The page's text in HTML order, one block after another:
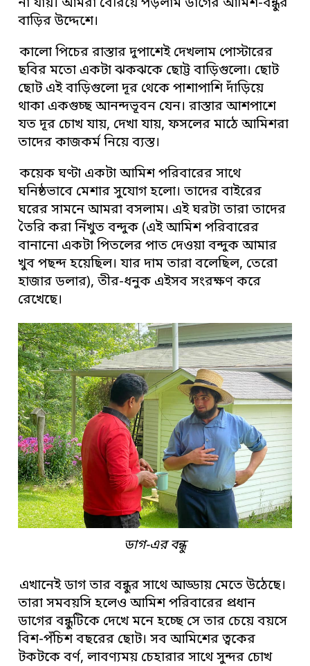
না যায়। আমরা বেরিয়ে পড়লাম ডাগের আমিশ-বন্ধুর
বাড়ির উদ্দেশে।
কালো পিচের রাস্তার দুপাশেই দেখলাম পোস্টারের
ছবির মতো একটা ঝকঝকে ছোট্ট বাড়িগুলো। ছোট
ছোট এই বাড়িগুলো দূর থেকে পাশাপাশি দাঁড়িয়ে
থাকা একগুচ্ছ আনন্দভূবন যেন। রাস্তার আশপাশে
যত দূর চোখ যায়, দেখা যায়, ফসলের মাঠে আমিশরা
তাদের কাজকর্ম নিয়ে ব্যস্ত।
কয়েক ঘণ্টা একটা আমিশ পরিবারের সাথে
ঘনিষ্ঠভাবে মেশার সুযোগ হলো। তাদের বাইরের
ঘরের সামনে আমরা বসলাম। এই ঘরটা তারা তাদের
তৈরি করা নিঁখুত বন্দুক (এই আমিশ পরিবারের
বানানো একটা পিতলের পাত দেওয়া বন্দুক আমার
খুব পছন্দ হয়েছিল। যার দাম তারা বলেছিল, তেরো
হাজার ডলার), তীর-ধনুক এইসব সংরক্ষণ করে
রেখেছে।
ডাগ-এর বন্ধু
এখানেই ডাগ তার বন্ধুর সাথে আড্ডায় মেতে উঠেছে।
তারা সমবয়সি হলেও আমিশ পরিবারের প্রধান
ডাগের বন্ধুটিকে দেখে মনে হচ্ছে সে তার চেয়ে বয়সে
বিশ-পঁচিশ বছরের ছোট। সব আমিশের ত্বকের
টকটকে বর্ণ, লাবণ্যময় চেহারার সাথে সুন্দর চোখ